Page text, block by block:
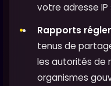
votre adresse
Rapports
tenus de
les autorités de
organismes